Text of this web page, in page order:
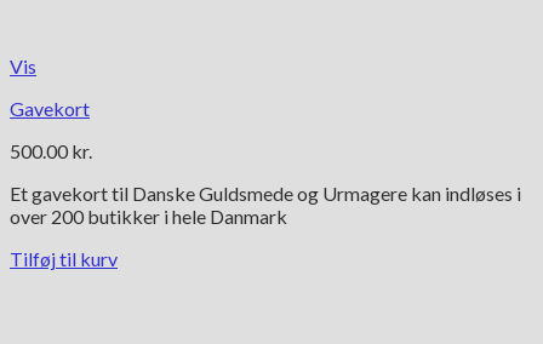
Vis
Gavekort
500.00 kr.
Et gavekort til Danske Guldsmede og Urmagere kan indløses i
over 200 butikker i hele Danmark
Tilføj til kurv